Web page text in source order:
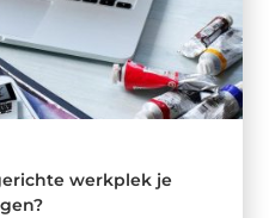
werkplek je